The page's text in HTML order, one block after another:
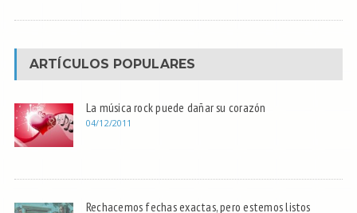
ARTÍCULOS POPULARES
La música rock puede dañar su corazón
04/12/2011
Rechacemos fechas exactas, pero estemos listos